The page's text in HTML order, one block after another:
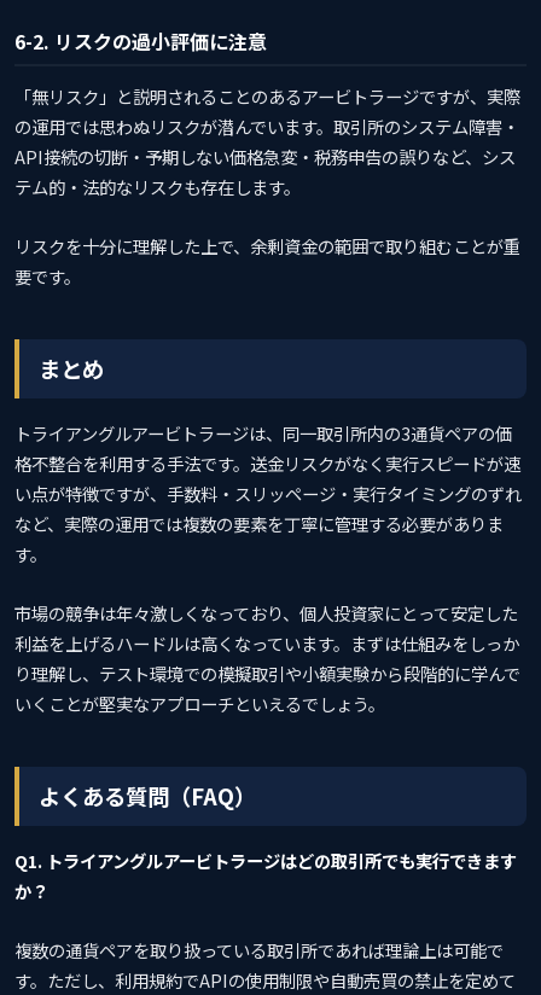
6-2. リスクの過小評価に注意
「無リスク」と説明されることのあるアービトラージですが、実際
の運用では思わぬリスクが潜んでいます。取引所のシステム障害・
API接続の切断・予期しない価格急変・税務申告の誤りなど、シス
テム的・法的なリスクも存在します。
リスクを十分に理解した上で、余剰資金の範囲で取り組むことが重
要です。
まとめ
トライアングルアービトラージは、同一取引所内の3通貨ペアの価
格不整合を利用する手法です。送金リスクがなく実行スピードが速
い点が特徴ですが、手数料・スリッページ・実行タイミングのずれ
など、実際の運用では複数の要素を丁寧に管理する必要がありま
す。
市場の競争は年々激しくなっており、個人投資家にとって安定した
利益を上げるハードルは高くなっています。まずは仕組みをしっか
り理解し、テスト環境での模擬取引や小額実験から段階的に学んで
いくことが堅実なアプローチといえるでしょう。
よくある質問（FAQ）
Q1. トライアングルアービトラージはどの取引所でも実行できます
か？
複数の通貨ペアを取り扱っている取引所であれば理論上は可能で
す。ただし、利用規約でAPIの使用制限や自動売買の禁止を定めて